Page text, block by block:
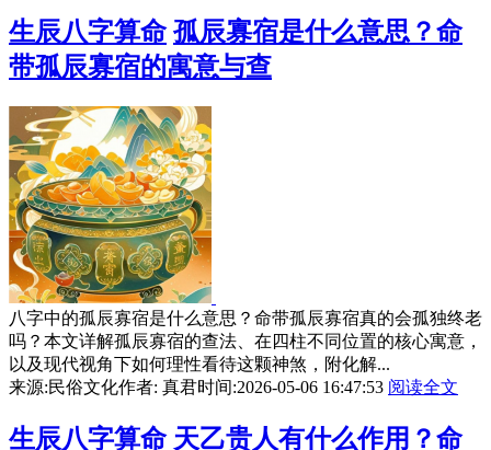
生辰八字算命 孤辰寡宿是什么意思？命
带孤辰寡宿的寓意与查
八字中的孤辰寡宿是什么意思？命带孤辰寡宿真的会孤独终老
吗？本文详解孤辰寡宿的查法、在四柱不同位置的核心寓意，
以及现代视角下如何理性看待这颗神煞，附化解...
来源:民俗文化作者: 真君时间:2026-05-06 16:47:53 阅读全文
生辰八字算命 天乙贵人有什么作用？命